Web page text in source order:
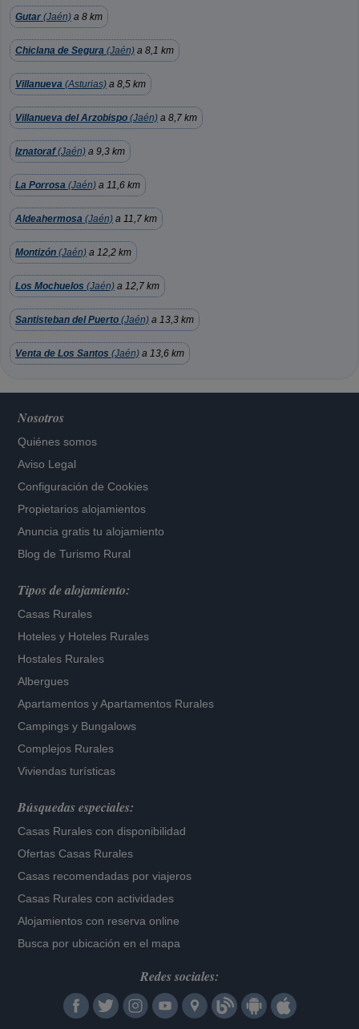
Gutar (Jaén) a 8 km
Chiclana de Segura (Jaén) a 8,1 km
Villanueva (Asturias) a 8,5 km
Villanueva del Arzobispo (Jaén) a 8,7 km
Iznatoraf(Jaén) a 9,3 km
La Porrosa (Jaén) a 11,6 km
Aldeahermosa (Jaén) a 11,7 km
Montizón (Jaén) a 12,2 km
Los Mochuelos (Jaén) a 12,7 km
Santisteban del Puerto (Jaén) a 13,3 km
Venta de Los Santos (Jaén) a 13,6 km
Nosotros
Quiénes somos
Aviso Legal
Configuración de Cookies
Propietarios alojamientos
Anuncia gratis tu alojamiento
Blog de Turismo Rural
Tipos de alojamiento:
Casas Rurales
Hoteles y Hoteles Rurales
Hostales Rurales
Albergues
Apartamentos yApartamentos Rurales
Campings y Bungalows
Complejos Rurales
Viviendas turísticas
Búsquedas especiales:
Casas Rurales con disponibilidad
Ofertas Casas Rurales
Casas recomendadas por viajeros
Casas Rurales con actividades
Alojamientos con reserva online
Busca por ubicación en el mapa
Redes sociales: